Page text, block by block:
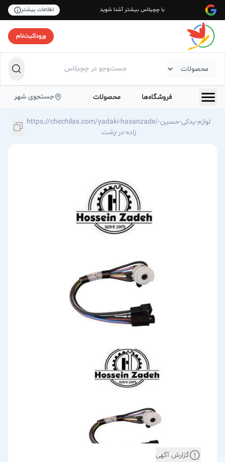
با چچیلاس بیشتر آشنا شوید اطلاعات بیشتر
ورود|ثبت‌نام
فروشگاه‌ها محصولات جستجوی شهر
https://chechilas.com/yadaki-hasanzade/لوازم-یدکی-حسین-
زاده-در-رشت
گزارش آگهی